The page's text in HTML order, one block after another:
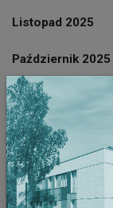
Listopad 2025
Październik 2025
Wrzesień 2025
Sierpień 2025
Lipiec 2025